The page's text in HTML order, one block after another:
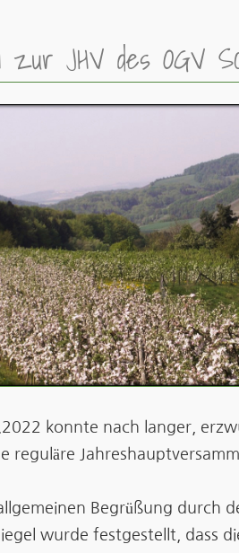
zur JHV des OGV
konnte nach langer,
reguläre
Begrüßung durch
wurde festgestellt, dass